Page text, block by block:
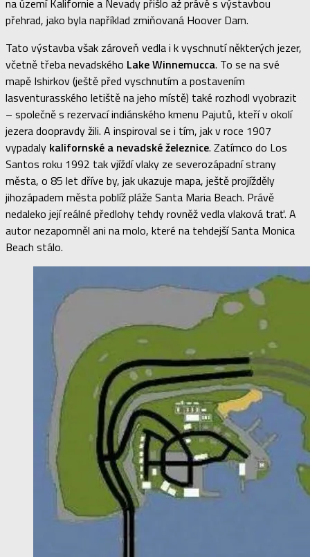
na území Kalifornie a Nevady přišlo až právě s výstavbou
přehrad, jako byla například zmiňovaná Hoover Dam.
Tato výstavba však zároveň vedla i k vyschnutí některých jezer,
včetně třeba nevadského Lake Winnemucca. To se na své
mapě Ishirkov (ještě před vyschnutím a postavením
lasventurasského letiště na jeho místě) také rozhodl vyobrazit
– společně s rezervací indiánského kmenu Pajutů, kteří v okolí
jezera doopravdy žili. A inspiroval se i tím, jak v roce 1907
vypadaly kalifornské a nevadské železnice. Zatímco do Los
Santos roku 1992 tak vjíždí vlaky ze severozápadní strany
města, o 85 let dříve by, jak ukazuje mapa, ještě projížděly
jihozápadem města poblíž pláže Santa Maria Beach. Právě
nedaleko její reálné předlohy tehdy rovněž vedla vlaková trať. A
autor nezapomněl ani na molo, které na tehdejší Santa Monica
Beach stálo.